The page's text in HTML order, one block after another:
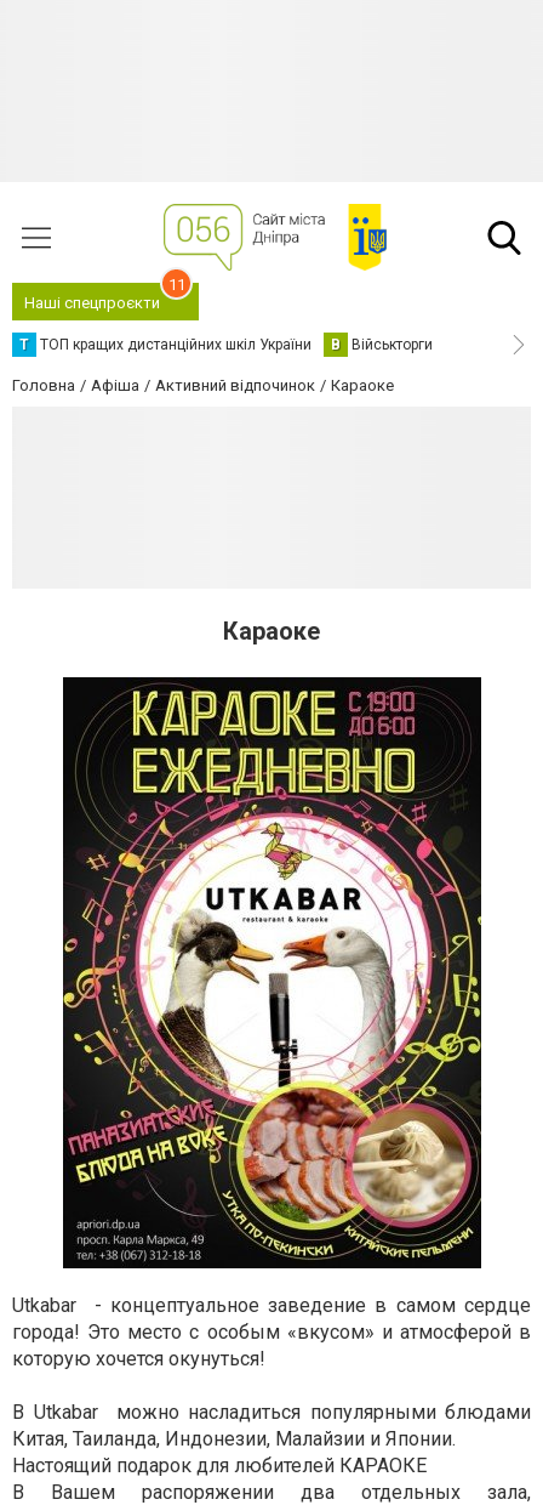
Наші спецпроєкти
11
Т ТОП кращих дистанційних шкіл України В Військторги
Головна Афіша Активний відпочинок Караоке
Караоке
Utkabar - концептуальное заведение в самом сердце
города! Это место с особым «вкусом» и атмосферой в
которую хочется окунуться!
В Utkabar можно насладиться популярными блюдами
Китая, Таиланда, Индонезии, Малайзии и Японии.
Настоящий подарок для любителей КАРАОКЕ
В Вашем распоряжении два отдельных зала,